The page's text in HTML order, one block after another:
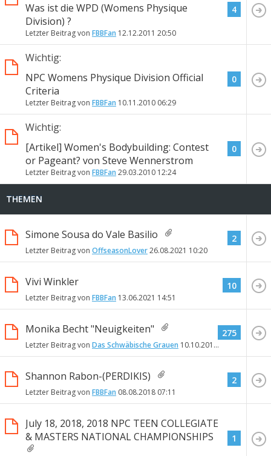
Was ist die WPD (Womens Physique
Division) ?
Letzter Beitrag von FBBFan 12.12.2011 20:50
4
Wichtig:
NPC Womens Physique Division Official
Criteria
Letzter Beitrag von FBBFan 10.11.2010 06:29
0
Wichtig:
[Artikel] Women's Bodybuilding: Contest
or Pageant? von Steve Wennerstrom
Letzter Beitrag von FBBFan 29.03.2010 12:24
0
THEMEN
Simone Sousa do Vale Basilio
Letzter Beitrag von OffseasonLover26.08.2021 10:20
2
Vivi Winkler
Letzter Beitrag von FBBFan 13.06.2021 14:51
10
Monika Becht "Neuigkeiten"
Letzter Beitrag von Das Schwäbische Grauen 10.10.2018
275
Shannon Rabon-(PERDIKIS)
Letzter Beitrag von FBBFan 08.08.2018 07:11
2
July 18, 2018, 2018 NPC TEEN COLLEGIATE
& MASTERS NATIONAL CHAMPIONSHIPS
1